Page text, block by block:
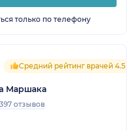
только по телефону
Средний рейтинг врачей 4.5
Маршака
397 отзывов